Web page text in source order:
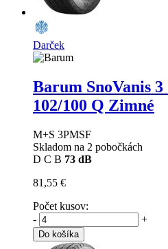
Darček
Barum SnoVanis 3
102/100 Q Zimné
M+S 3PMSF
Skladom na 2 pobočkách
D C B 73 dB
81,55 €
Počet kusov:
-
+
Do košíka